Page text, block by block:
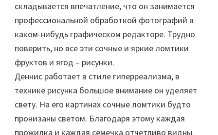
складывается впечатление, что он занимается
профессиональной обработкой фотографий в
каком-нибудь графическом редакторе. Трудно
поверить, но все эти сочные и яркие ломтики
фруктов и ягод – рисунки.
Деннис работает в стиле гиперреализма, в
технике рисунка большое внимание он уделяет
свету. На его картинах сочные ломтики будто
пронизаны светом. Благодаря этому каждая
прожилка и каждая семечка отчетливо видны.